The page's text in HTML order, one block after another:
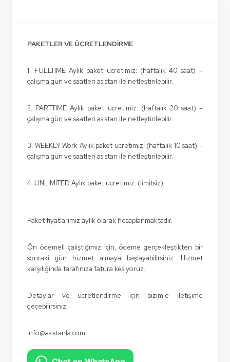
PAKETLER VE ÜCRETLENDİRME
1. FULLTIME Aylık paket ücretimiz: (haftalık 40 saat) –
çalışma gün ve saatleri asistan ile netleştirilebilir.
2. PARTTIME Aylık paket ücretimiz: (haftalık 20 saat) –
çalışma gün ve saatleri asistan ile netleştirilebilir.
3. WEEKLY Work Aylık paket ücretimiz: (haftalık 10 saat) –
çalışma gün ve saatleri asistan ile netleştirilebilir.
4. UNLIMİTED Aylık paket ücretimiz: (limitsiz)
Paket fiyatlarımız aylık olarak hesaplanmaktadır.
Ön ödemeli çalıştığımız için, ödeme gerçekleştikten bir
sonraki gün hizmet almaya başlayabilirsiniz. Hizmet
karşılığında tarafınıza fatura kesiyoruz.
Detaylar ve ücretlendirme için bizimle iletişime
geçebilirsiniz.
info@asistanla.com